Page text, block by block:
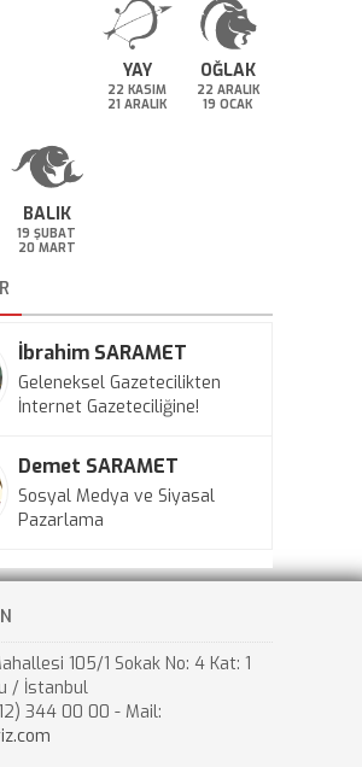
YAY
22 KASIM
21 ARALIK
OĞLAK
22 ARALIK
19 OCAK
BALIK
19 ŞUBAT
20 MART
İbrahim SARAMET
Geleneksel Gazetecilikten
İnternet Gazeteciliğine!
Demet SARAMET
Sosyal Medya ve Siyasal
Pazarlama
105/1 Sokak No: 4 Kat: 1
/ İstanbul
344 00 00 - Mail: